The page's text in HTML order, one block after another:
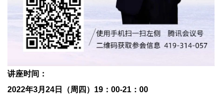
讲座时间：
2022年3月24日（周四）19：00-21：00